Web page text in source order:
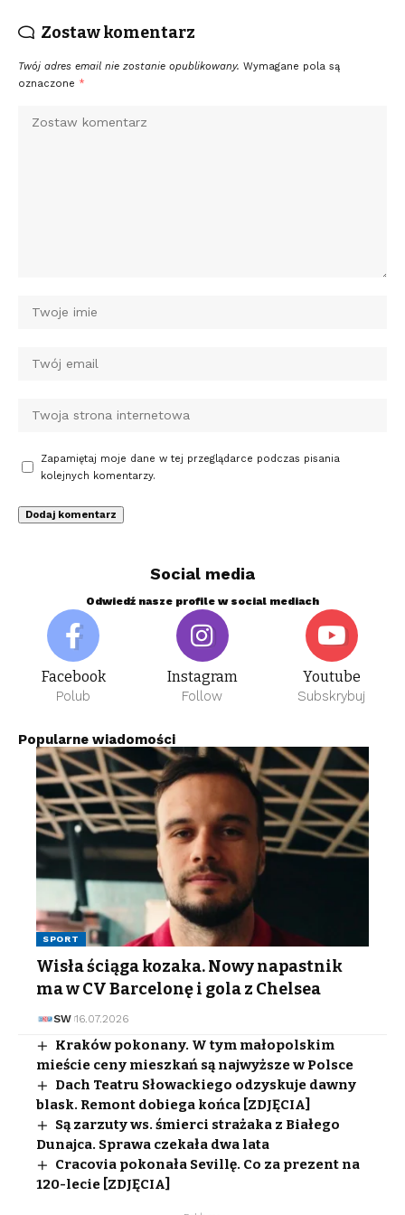
Zostaw komentarz
Twój adres email nie zostanie opublikowany. Wymagane pola są
oznaczone *
Zapamiętaj moje dane w tej przeglądarce podczas pisania
kolejnych komentarzy.
Social media
Odwiedź nasze profile w social mediach
Facebook
Polub
Instagram
Follow
Youtube
Subskrybuj
Popularne wiadomości
SPORT
Wisła ściąga kozaka. Nowy napastnik
ma w CV Barcelonę i gola z Chelsea
SW 16.07.2026
Kraków pokonany. W tym małopolskim
mieście ceny mieszkań są najwyższe w Polsce
Dach Teatru Słowackiego odzyskuje dawny
blask. Remont dobiega końca [ZDJĘCIA]
Są zarzuty ws. śmierci strażaka z Białego
Dunajca. Sprawa czekała dwa lata
Cracovia pokonała Sevillę. Co za prezent na
120-lecie [ZDJĘCIA]